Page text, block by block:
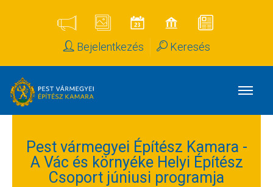
Bejelentkezés Keresés
Pest vármegyei Építész Kamara -
A Vác és környéke Helyi Építész
Csoport júniusi programja